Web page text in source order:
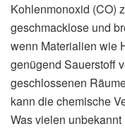
Kohlenmonoxid (CO)
geschmacklose und
wenn Materialien wie
genügend Sauerstoff
geschlossenen
kann die chemische
Was vielen